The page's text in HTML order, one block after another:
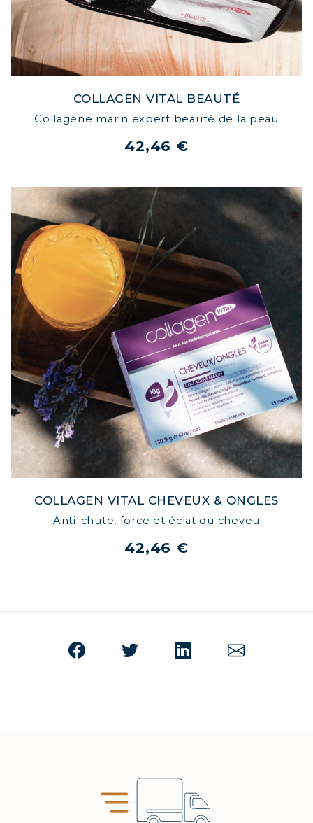
COLLAGEN VITAL BEAUTÉ
Collagène marin expert beauté de la peau
42,46 €
COLLAGEN VITAL CHEVEUX & ONGLES
Anti-chute, force et éclat du cheveu
42,46 €